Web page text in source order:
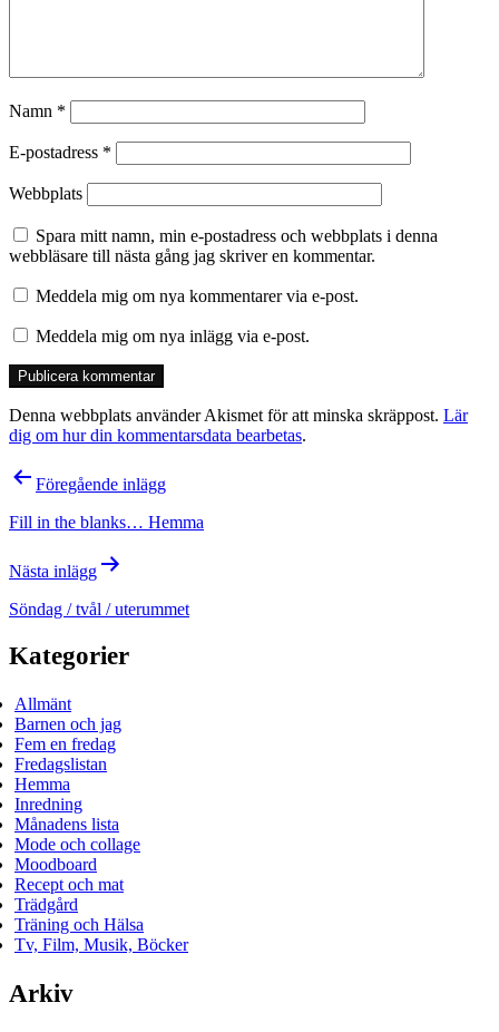
Namn *
E-postadress *
Webbplats
Spara mitt namn, min e-postadress och webbplats i denna
webbläsare till nästa gång jag skriver en kommentar.
Meddela mig om nya kommentarer via e-post.
Meddela mig om nya inlägg via e-post.
Denna webbplats använder Akismet för att minska skräppost. Lär
dig om hur din kommentarsdata bearbetas.
Inläggsnavigering
Föregående inlägg
Fill in the blanks… Hemma
Nästa inlägg
Söndag / tvål / uterummet
Kategorier
Allmänt
Barnen och jag
Fem en fredag
Fredagslistan
Hemma
Inredning
Månadens lista
Mode och collage
Moodboard
Recept och mat
Trädgård
Träning och Hälsa
Tv, Film, Musik, Böcker
Arkiv